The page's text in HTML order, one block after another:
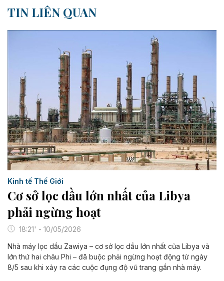
TIN LIÊN QUAN
Kinh tế Thế Giới
Cơ sở lọc dầu lớn nhất của Libya
phải ngừng hoạt
18:21' - 10/05/2026
Nhà máy lọc dầu Zawiya – cơ sở lọc dầu lớn nhất của Libya và
lớn thứ hai châu Phi – đã buộc phải ngừng hoạt động từ ngày
8/5 sau khi xảy ra các cuộc đụng độ vũ trang gần nhà máy.